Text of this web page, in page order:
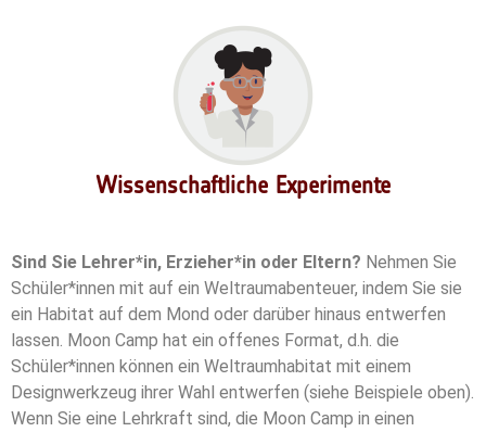
Wissenschaftliche Experimente
Sind Sie Lehrer*in, Erzieher*in oder Eltern? Nehmen Sie
Schüler*innen mit auf ein Weltraumabenteuer, indem Sie sie
ein Habitat auf dem Mond oder darüber hinaus entwerfen
lassen. Moon Camp hat ein offenes Format, d.h. die
Schüler*innen können ein Weltraumhabitat mit einem
Designwerkzeug ihrer Wahl entwerfen (siehe Beispiele oben).
Wenn Sie eine Lehrkraft sind, die Moon Camp in einen